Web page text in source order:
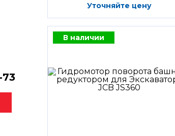
Уточняйте цену
В наличии